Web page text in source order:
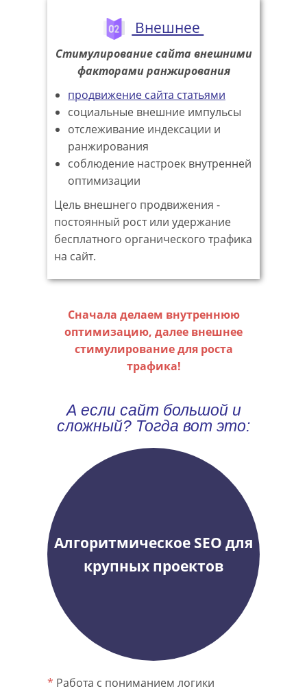
Внешнее
Стимулирование сайта внешними
факторами ранжирования
продвижение сайта статьями
социальные внешние импульсы
отслеживание индексации и
ранжирования
соблюдение настроек внутренней
оптимизации
Цель внешнего продвижения -
постоянный рост или удержание
бесплатного органического трафика
на сайт.
Сначала делаем внутреннюю
оптимизацию, далее внешнее
стимулирование для роста
трафика!
А если сайт большой и
сложный? Тогда вот это:
Алгоритмическое SEO для
крупных проектов
* Работа с пониманием логики